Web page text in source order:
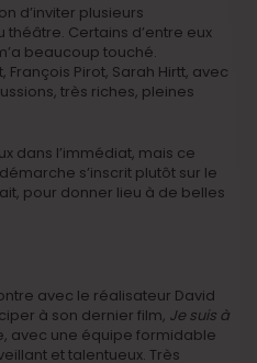
d’inviter plusieurs
Certains d’entre eux
beaucoup touché.
Pirot, Sarah Hirtt, avec
très riches, pleines
dans l’immédiat, mais ce
s’inscrit plutôt sur le
pour donner lieu à de belles
avec le réalisateur David
à son dernier film, Je suis à
avec une équipe formidable
et talentueux. Très